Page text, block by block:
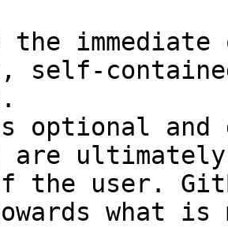
self-
optional and
are
the user.
what